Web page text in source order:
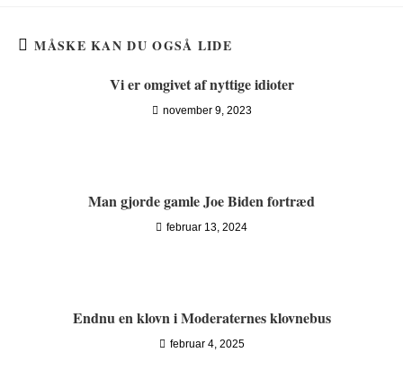
MÅSKE KAN DU OGSÅ LIDE
Vi er omgivet af nyttige idioter
november 9, 2023
Man gjorde gamle Joe Biden fortræd
februar 13, 2024
Endnu en klovn i Moderaternes klovnebus
februar 4, 2025